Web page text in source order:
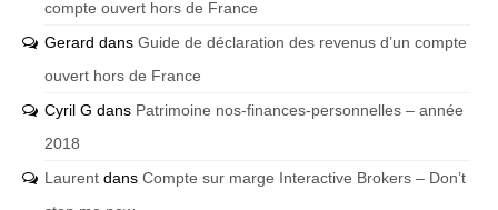
compte ouvert hors de France
Gerard dans Guide de déclaration des revenus d’un compte
ouvert hors de France
Cyril G dans Patrimoine nos-finances-personnelles – année
2018
Laurent dans Compte sur marge Interactive Brokers – Don’t